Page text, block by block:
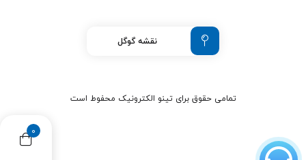
0
نقشه گوگل
تمامی حقوق برای تینو الکترونیک محفوط است